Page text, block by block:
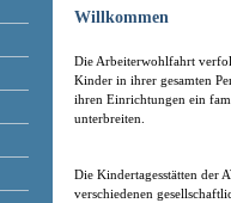
Willkommen
Die Arbeiterwohlfahrt
Kinder in ihrer gesamten
ihren Einrichtungen ein
unterbreiten.
Die Kindertagesstätten der
verschiedenen